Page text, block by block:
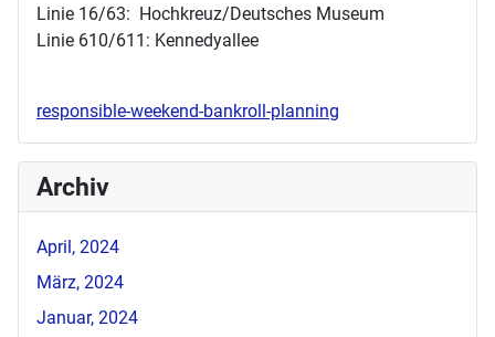
Linie 16/63: Hochkreuz/Deutsches Museum
Linie 610/611: Kennedyallee
responsible-weekend-bankroll-planning
Archiv
April, 2024
März, 2024
Januar, 2024